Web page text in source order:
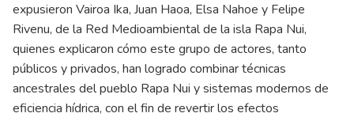
expusieron Vairoa Ika, Juan Haoa, Elsa Nahoe y Felipe
Rivenu, de la Red Medioambiental de la isla Rapa Nui,
quienes explicaron cómo este grupo de actores, tanto
públicos y privados, han logrado combinar técnicas
ancestrales del pueblo Rapa Nui y sistemas modernos de
eficiencia hídrica, con el fin de revertir los efectos